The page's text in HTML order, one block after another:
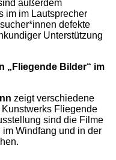
außerdem
im im Lautsprecher
defekte
Unterstützung
„Fliegende Bilder“ im
zeigt verschiedene
Fliegende
sind die Filme
Windfang und in der